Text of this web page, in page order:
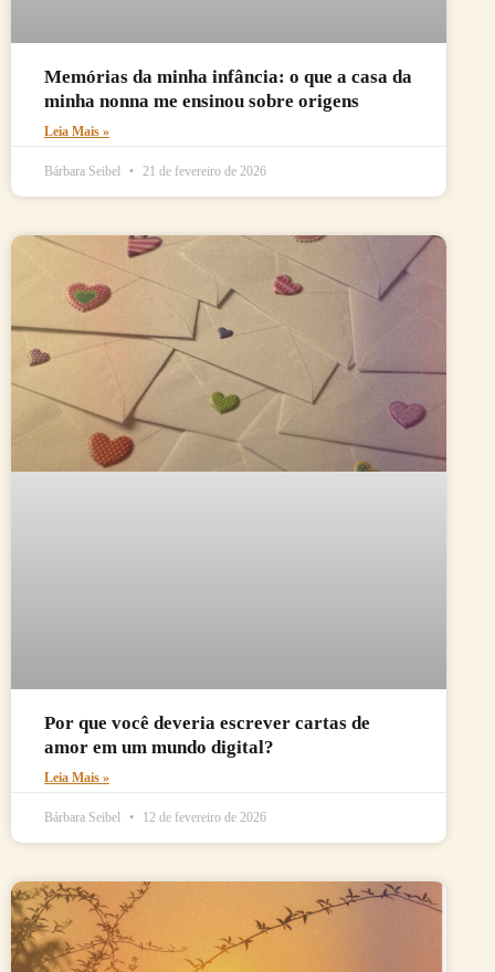
Memórias da minha infância: o que a casa da
minha nonna me ensinou sobre origens
Leia Mais »
Bárbara Seibel 21 de fevereiro de 2026
Por que você deveria escrever cartas de
amor em um mundo digital?
Leia Mais »
Bárbara Seibel 12 de fevereiro de 2026